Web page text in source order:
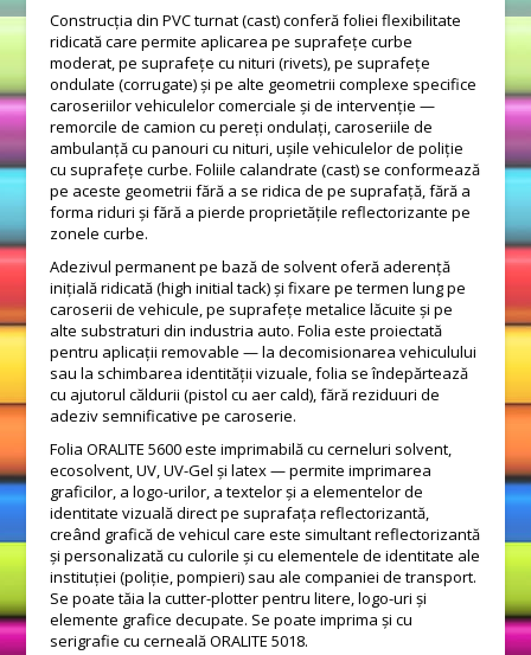
Construcția din PVC turnat (cast) conferă foliei flexibilitate
ridicată care permite aplicarea pe suprafețe curbe
moderat, pe suprafețe cu nituri (rivets), pe suprafețe
ondulate (corrugate) și pe alte geometrii complexe specifice
caroseriilor vehiculelor comerciale și de intervenție —
remorcile de camion cu pereți ondulați, caroseriile de
ambulanță cu panouri cu nituri, ușile vehiculelor de poliție
cu suprafețe curbe. Foliile calandrate (cast) se conformează
pe aceste geometrii fără a se ridica de pe suprafață, fără a
forma riduri și fără a pierde proprietățile reflectorizante pe
zonele curbe.
Adezivul permanent pe bază de solvent oferă aderență
inițială ridicată (high initial tack) și fixare pe termen lung pe
caroserii de vehicule, pe suprafețe metalice lăcuite și pe
alte substraturi din industria auto. Folia este proiectată
pentru aplicații removable — la decomisionarea vehiculului
sau la schimbarea identității vizuale, folia se îndepărtează
cu ajutorul căldurii (pistol cu aer cald), fără reziduuri de
adeziv semnificative pe caroserie.
Folia ORALITE 5600 este imprimabilă cu cerneluri solvent,
ecosolvent, UV, UV-Gel și latex — permite imprimarea
graficilor, a logo-urilor, a textelor și a elementelor de
identitate vizuală direct pe suprafața reflectorizantă,
creând grafică de vehicul care este simultant reflectorizantă
și personalizată cu culorile și cu elementele de identitate ale
instituției (poliție, pompieri) sau ale companiei de transport.
Se poate tăia la cutter-plotter pentru litere, logo-uri și
elemente grafice decupate. Se poate imprima și cu
serigrafie cu cerneală ORALITE 5018.